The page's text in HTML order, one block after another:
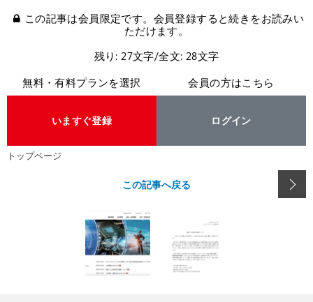
この記事は会員限定です。会員登録すると続きをお読みい
ただけます。
残り: 27文字/全文: 28文字
無料・有料プランを選択
いますぐ登録
会員の方はこちら
ログイン
トップページ
この記事へ戻る